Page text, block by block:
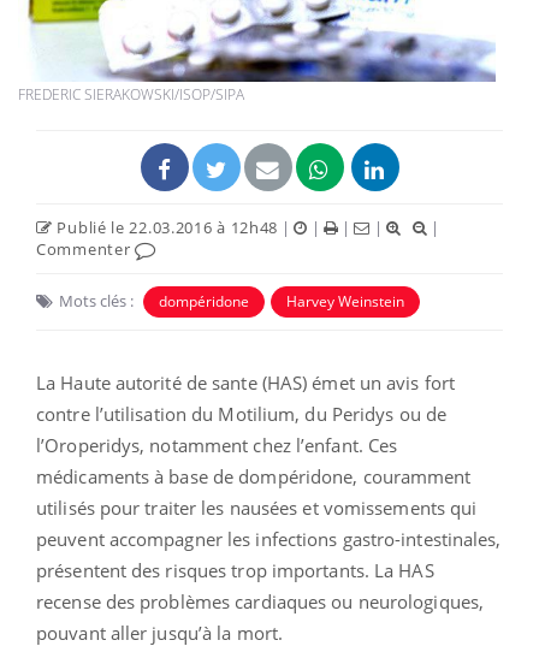
FREDERIC SIERAKOWSKI/ISOP/SIPA
Publié le 22.03.2016 à 12h48 | | | |
|
Commenter
Mots clés : dompéridone Harvey Weinstein
La Haute autorité de sante (HAS) émet un avis fort
contre l’utilisation du Motilium, du Peridys ou de
l’Oroperidys, notamment chez l’enfant. Ces
médicaments à base de dompéridone, couramment
utilisés pour traiter les nausées et vomissements qui
peuvent accompagner les infections gastro-intestinales,
présentent des risques trop importants. La HAS
recense des problèmes cardiaques ou neurologiques,
pouvant aller jusqu’à la mort.